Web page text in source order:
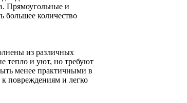
Прямоугольные и
большее количество
из различных
тепло и уют, но требуют
менее практичными в
повреждениям и легко